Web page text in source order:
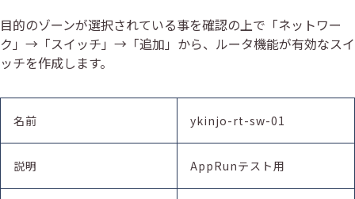
目的のゾーンが選択されている事を確認の上で「ネットワー
ク」→「スイッチ」→「追加」から、ルータ機能が有効なスイ
ッチを作成します。
名前 ykinjo-rt-sw-01
説明 AppRunテスト用